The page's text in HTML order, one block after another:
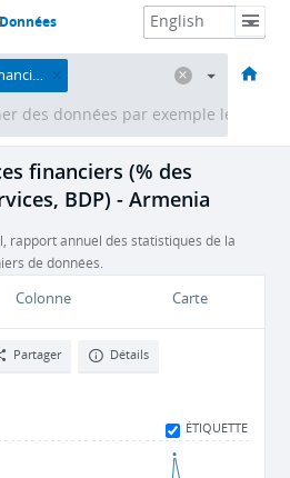
Données
Données et ressources À propos
BDP)
financiers (% des
BDP) - Armenia
rapport annuel des statistiques de la
de données.
Colonne Carte
Partager Détails
ÉTIQUETTE